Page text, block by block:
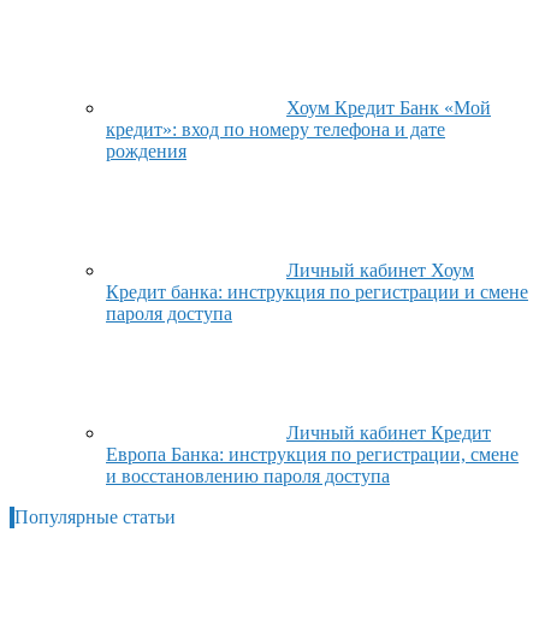
Хоум Кредит Банк «Мой
кредит»: вход по номеру телефона и дате
рождения
Личный кабинет Хоум
Кредит банка: инструкция по регистрации и смене
пароля доступа
Личный кабинет Кредит
Европа Банка: инструкция по регистрации, смене
и восстановлению пароля доступа
Популярные статьи